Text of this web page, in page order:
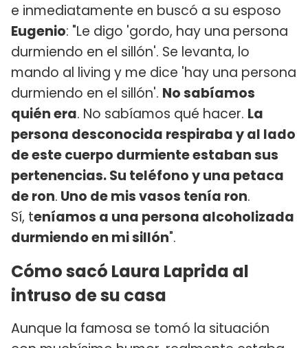
e inmediatamente en buscó a su esposo
Eugenio: "Le digo 'gordo, hay una persona
durmiendo en el sillón'. Se levanta, lo
mando al living y me dice 'hay una persona
durmiendo en el sillón'. No sabíamos
quién era. No sabíamos qué hacer. La
persona desconocida respiraba y al lado
de este cuerpo durmiente estaban sus
pertenencias. Su teléfono y una petaca
de ron. Uno de mis vasos tenía ron.
Sí, teníamos a una persona alcoholizada
durmiendo en mi sillón".
Cómo sacó Laura Laprida al
intruso de su casa
Aunque la famosa se tomó la situación